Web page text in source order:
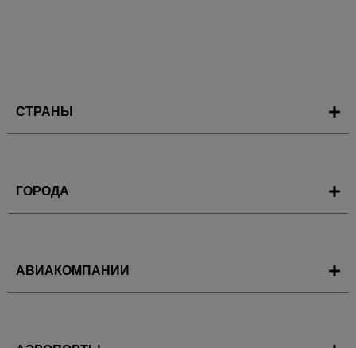
СТРАНЫ
ГОРОДА
АВИАКОМПАНИИ